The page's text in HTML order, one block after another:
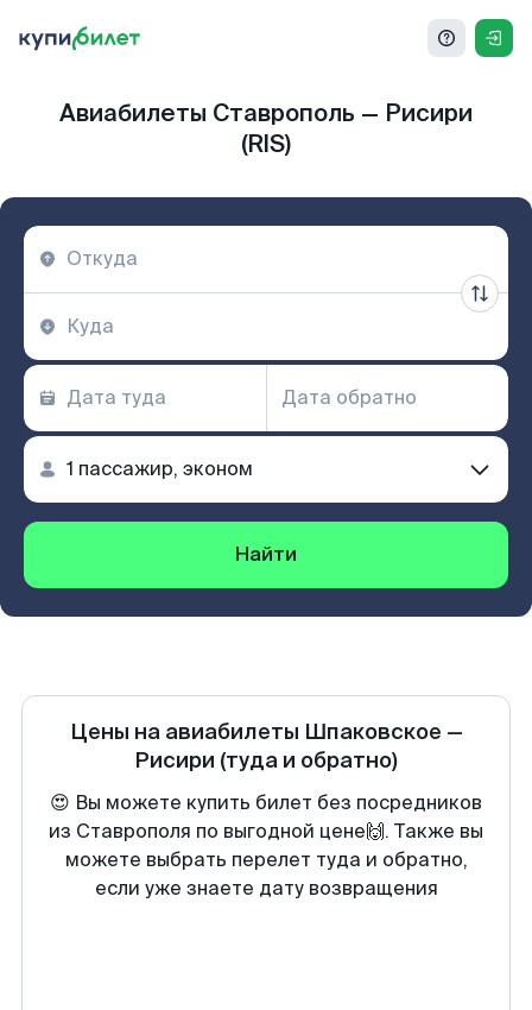
Авиабилеты Ставрополь — Рисири
(RIS)
Найти
Цены на авиабилеты Шпаковское —
Рисири (туда и обратно)
😍 Вы можете купить билет без посредников
из Ставрополя по выгодной цене🙌. Также вы
можете выбрать перелет туда и обратно,
если уже знаете дату возвращения